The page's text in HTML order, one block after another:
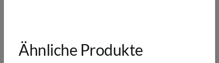
Ähnliche Produkte